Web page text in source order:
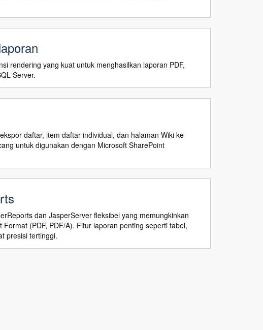
rendering yang kuat untuk menghasilkan laporan PDF,
Server.
daftar, item daftar individual, dan halaman Wiki ke
untuk digunakan dengan Microsoft SharePoint
dan JasperServer fleksibel yang memungkinkan
(PDF, PDF/A). Fitur laporan penting seperti tabel,
presisi tertinggi.